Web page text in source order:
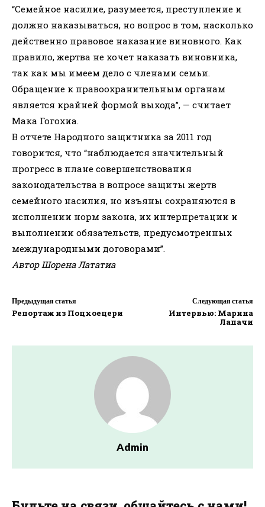
“Семейное насилие, разумеется, преступление и
должно наказываться, но вопрос в том, насколько
действенно правовое наказание виновного. Как
правило, жертва не хочет наказать виновника,
так как мы имеем дело с членами семьи.
Обращение к правоохранительным органам
является крайней формой выхода”, — считает
Мака Гогохиа.
В отчете Народного защитника за 2011 год
говорится, что “наблюдается значительный
прогресс в плане совершенствования
законодательства в вопросе защиты жертв
семейного насилия, но изъяны сохраняются в
исполнении норм закона, их интерпретации и
выполнении обязательств, предусмотренных
международными договорами”.
Автор Шорена Лататиа
Предыдущая статья
Репортаж из Поцхоецери
Следующая статья
Интервью: Марина
Лапачи
Admin